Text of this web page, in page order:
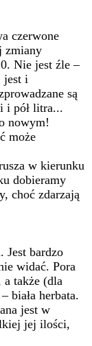
czerwone
zmiany
Nie jest źle –
jest i
są
i pół litra...
nowym!
może
w kierunku
dobieramy
choć zdarzają
bardzo
widać. Pora
a także (dla
biała herbata.
jest w
jej ilości,